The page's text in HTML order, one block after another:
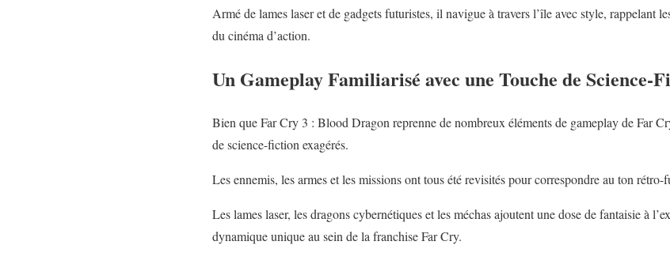
Armé de lames laser et de gadgets futuristes, il navigue à travers l’île avec style, rappelant
du cinéma d’action.
Un Gameplay Familiarisé avec une Touche de Science-
Bien que Far Cry 3 : Blood Dragon reprenne de nombreux éléments de gameplay de Far
de science-fiction exagérés.
Les ennemis, les armes et les missions ont tous été revisités pour correspondre au ton rétro-
Les lames laser, les dragons cybernétiques et les méchas ajoutent une dose de fantaisie à
dynamique unique au sein de la franchise Far Cry.